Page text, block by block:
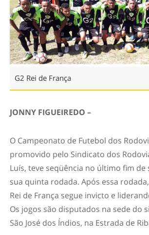
G2 Rei de França
JONNY FIGUEIREDO –
O Campeonato de Futebol dos
promovido pelo Sindicato dos
Luís, teve seqüência no último fim de
sua quinta rodada. Após essa
Rei de França segue invicto e
Os jogos são disputados na sede do
São José dos Índios, na Estrada de